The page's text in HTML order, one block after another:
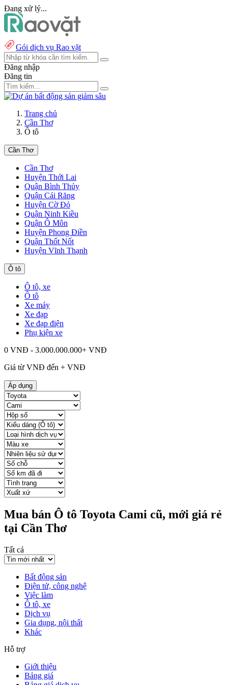
Đang xử lý...
Gói dịch vụ Rao vặt
Đăng nhập
Đăng tin
Trang chủ
Cần Thơ
Ô tô
Cần Thơ
Cần Thơ
Huyện Thới Lai
Quận Bình Thủy
Quận Cái Răng
Huyện Cờ Đỏ
Quận Ninh Kiều
Quận Ô Môn
Huyện Phong Điền
Quận Thốt Nốt
Huyện Vĩnh Thạnh
Ô tô
Ô tô, xe
Ô tô
Xe máy
Xe đạp
Xe đạp điện
Phụ kiện xe
0 VNĐ - 3.000.000.000+ VNĐ
Giá từ VNĐ đến + VNĐ
Áp dụng
Mua bán Ô tô Toyota Cami cũ, mới giá rẻ
tại Cần Thơ
Tất cả
Bất động sản
Điện tử, công nghệ
Việc làm
Ô tô, xe
Dịch vụ
Gia dụng, nội thất
Khác
Hỗ trợ
Giới thiệu
Bảng giá